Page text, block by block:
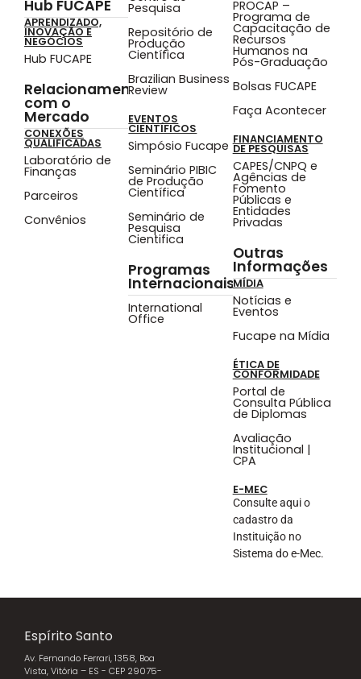
Hub FUCAPE
APRENDIZADO,
INOVAÇÃO E
NEGÓCIOS
Hub FUCAPE
Relacionamento
com o
Mercado
CONEXÕES
QUALIFICADAS
Laboratório de
Finanças
Parceiros
Convênios
Pesquisa
Repositório de
Produção
Científica
Brazilian Business
Review
EVENTOS
CIENTÍFICOS
Simpósio Fucape
Seminário PIBIC
de Produção
Científica
Seminário de
Pesquisa
Cientifica
Programas
Internacionais
International
Office
PROCAP –
Programa de
Capacitação de
Recursos
Humanos na
Pós-Graduação
Bolsas FUCAPE
Faça Acontecer
FINANCIAMENTO
DE PESQUISAS
CAPES/CNPQ e
Agências de
Fomento
Públicas e
Entidades
Privadas
Outras
Informações
MÍDIA
Notícias e
Eventos
Fucape na Mídia
ÉTICA DE
CONFORMIDADE
Portal de
Consulta Pública
de Diplomas
Avaliação
Institucional |
CPA
E-MEC
Consulte aqui o
cadastro da
Instituição no
Sistema do e-Mec.
Espírito Santo
Av. Fernando Ferrari, 1358, Boa
Vista, Vitória – ES - CEP 29075-